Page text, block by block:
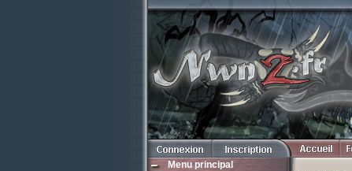
Menu principal